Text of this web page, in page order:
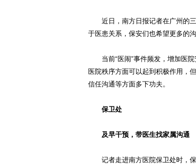
近日，南方日报记者在广州的三
于医患关系，保安们也希望更多的沟
当前“医闹”事件频发，增加医院
医院秩序方面可以起到积极作用，
信任沟通等方面多下功夫。
保卫处
及早干预，带医生找家属沟通
记者走进南方医院保卫处时，保